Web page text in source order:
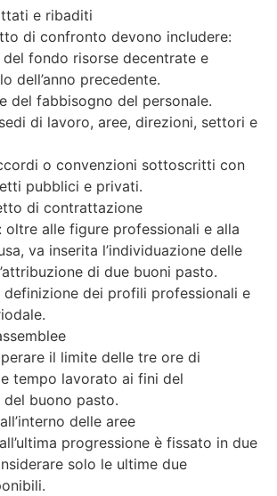
e ribaditi
di confronto devono includere:
fondo risorse decentrate e
dell’anno precedente.
del fabbisogno del personale.
di lavoro, aree, direzioni, settori e
o convenzioni sottoscritti con
pubblici e privati.
di contrattazione
oltre alle figure professionali e alla
va inserita l’individuazione delle
di due buoni pasto.
definizione dei profili professionali e
il limite delle tre ore di
tempo lavorato ai fini del
buono pasto.
delle aree
progressione è fissato in due
solo le ultime due